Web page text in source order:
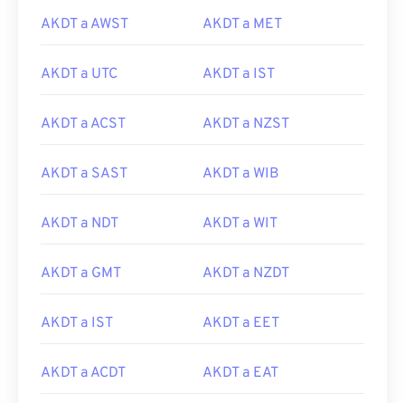
AKDT a AWST AKDT a MET
AKDT a UTC AKDT a IST
AKDT a ACST AKDT a NZST
AKDT a SAST AKDT a WIB
AKDT a NDT AKDT a WIT
AKDT a GMT AKDT a NZDT
AKDT a IST AKDT a EET
AKDT a ACDT AKDT a EAT